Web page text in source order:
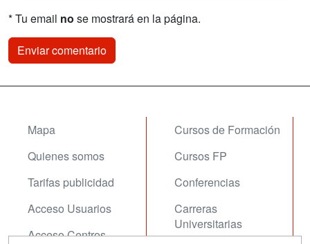
* Tu email no se mostrará en la página.
Mapa
Quienes somos
Tarifas publicidad
Acceso Usuarios
Acceso Centros
Cursos de Formación
Cursos FP
Conferencias
Carreras
Universitarias